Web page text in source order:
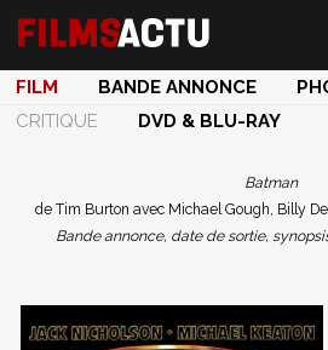
FILM BANDE ANNONCE
CRITIQUE
DVD & BLU-RAY
Batman
de Tim Burton avec Michael Gough, Billy
Bande annonce, date de sortie,